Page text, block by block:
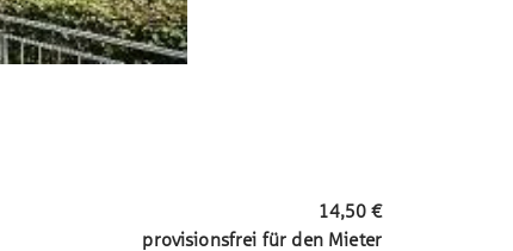
14,50 €
provisionsfrei für den Mieter